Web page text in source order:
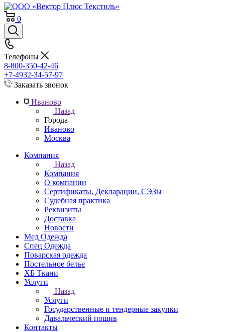
0
Телефоны
8-800-350-42-46
+7-4932-34-57-97
Заказать звонок
Иваново
Назад
Города
Иваново
Москва
Компания
Назад
Компания
О компании
Сертификаты, Декларации, СЭЗы
Судебная практика
Реквизиты
Доставка
Новости
Мед Одежда
Спец Одежда
Поварская одежда
Постельное белье
ХБ Ткани
Услуги
Назад
Услуги
Государственные и тендерные закупки
Давальческий пошив
Контакты